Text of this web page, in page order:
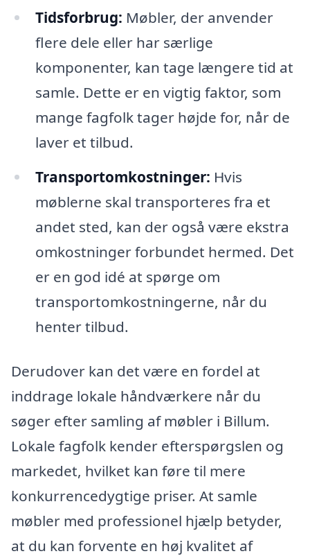
Tidsforbrug: Møbler, der anvender
flere dele eller har særlige
komponenter, kan tage længere tid at
samle. Dette er en vigtig faktor, som
mange fagfolk tager højde for, når de
laver et tilbud.
Transportomkostninger: Hvis
møblerne skal transporteres fra et
andet sted, kan der også være ekstra
omkostninger forbundet hermed. Det
er en god idé at spørge om
transportomkostningerne, når du
henter tilbud.
Derudover kan det være en fordel at
inddrage lokale håndværkere når du
søger efter samling af møbler i Billum.
Lokale fagfolk kender efterspørgslen og
markedet, hvilket kan føre til mere
konkurrencedygtige priser. At samle
møbler med professionel hjælp betyder,
at du kan forvente en høj kvalitet af